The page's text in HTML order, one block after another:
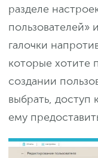
разделе
пользователей»
галочки
которые хотите
создании
выбрать,
ему